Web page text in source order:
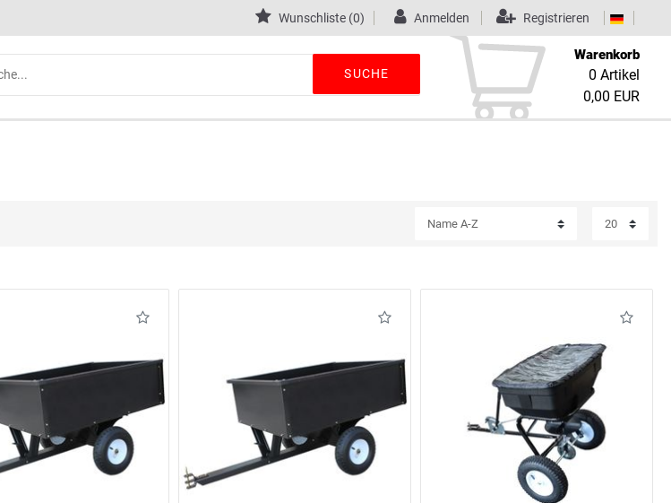
Wunschliste (0) Anmelden Registrieren
SUCHE
Warenkorb
0 Artikel
0,00 EUR